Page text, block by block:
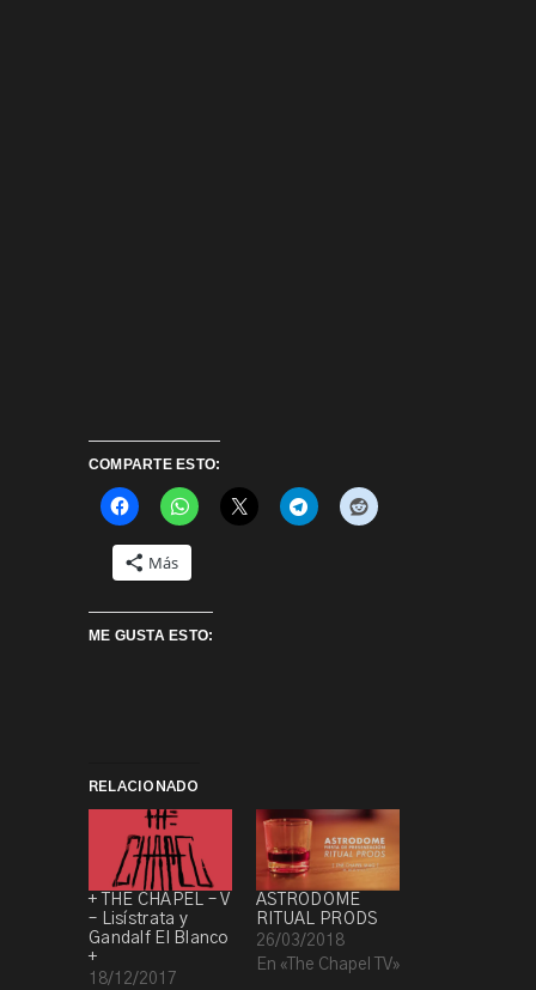
COMPARTE ESTO:
Más
ME GUSTA ESTO:
RELACIONADO
+ THE CHAPEL – V
– Lisístrata y
Gandalf El Blanco
+
18/12/2017
ASTRODOME
RITUAL PRODS
26/03/2018
En «The Chapel TV»